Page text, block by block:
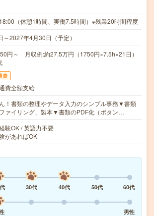
（休憩1時間、実働7.5時間）※残業20時間程度
～2027年4月30日（予定）
円～ 月収例:約27.5万円（1750円×7.5h×21日）
費
費全額支給
！書類の整理やデータ入力のシンプル事務▼書類
ァイリング、製本▼書類のPDF化（ボタン…
験OK / 英語力不要
があればOK
30代 40代 50代
60代
男性